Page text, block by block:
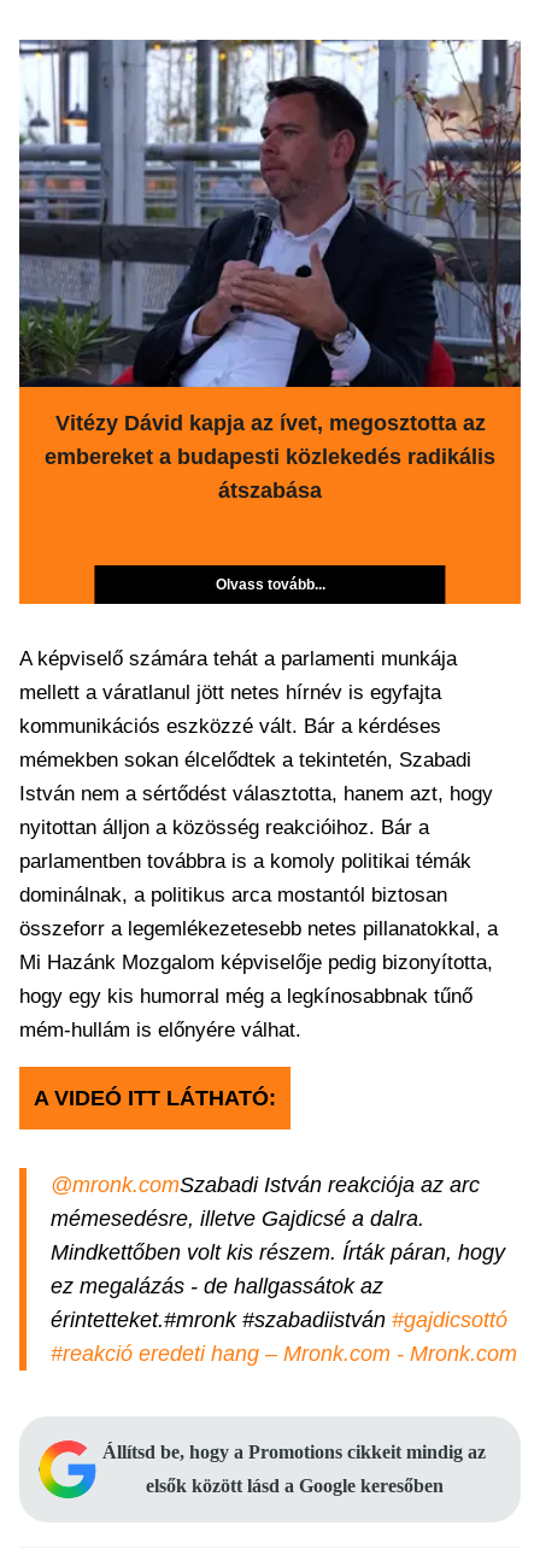
Vitézy Dávid kapja az ívet, megosztotta az
embereket a budapesti közlekedés radikális
átszabása
Olvass tovább...
A képviselő számára tehát a parlamenti munkája
mellett a váratlanul jött netes hírnév is egyfajta
kommunikációs eszközzé vált. Bár a kérdéses
mémekben sokan élcelődtek a tekintetén, Szabadi
István nem a sértődést választotta, hanem azt, hogy
nyitottan álljon a közösség reakcióihoz. Bár a
parlamentben továbbra is a komoly politikai témák
dominálnak, a politikus arca mostantól biztosan
összeforr a legemlékezetesebb netes pillanatokkal, a
Mi Hazánk Mozgalom képviselője pedig bizonyította,
hogy egy kis humorral még a legkínosabbnak tűnő
mém-hullám is előnyére válhat.
A VIDEÓ ITT LÁTHATÓ:
@mronk.comSzabadi István reakciója az arc
mémesedésre, illetve Gajdicsé a dalra.
Mindkettőben volt kis részem. Írták páran, hogy
ez megalázás - de hallgassátok az
érintetteket.#mronk #szabadiistván #gajdicsottó
#reakció eredeti hang – Mronk.com - Mronk.com
Állítsd be, hogy a Promotions cikkeit mindig az
elsők között lásd a Google keresőben